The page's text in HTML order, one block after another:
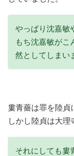
やっぱり沈嘉敏
もち沈嘉敏がこ
然としてしまい
婁青薔は罪を陸貞
しかし陸貞は大理
それにしても婁